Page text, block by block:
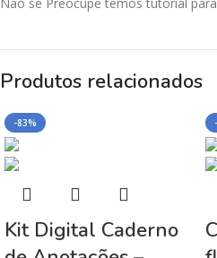
Produtos relacionados
-83%
Kit Digital Caderno